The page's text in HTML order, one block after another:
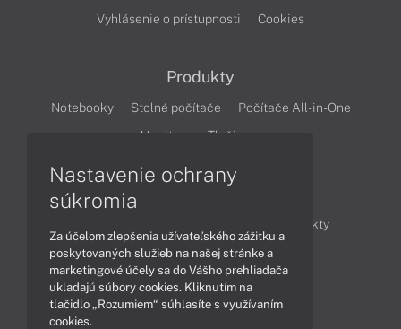
Vyhlásenie o prístupnosti
Cookies
Produkty
Notebooky Stolné počítače
Počítače All-in-One
Monitory
Tlačiarne
Produkty
Technológie
Videá
Obsah
Nastavenie ochrany
súkromia
Za účelom zlepšenia užívateľského zážitku a
poskytovaných služieb na našej stránke a
marketingové účely sa do Vášho prehliadača
ukladajú súbory cookies. Kliknutím na
tlačidlo „Rozumiem“ súhlasíte s využívaním
cookies.